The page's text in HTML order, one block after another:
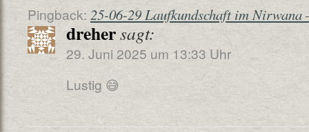
Pingback: 25-06-29 Laufkundschaft im Nirwana
drehersagt:
29. Juni 2025 um 13:33 Uhr
Lustig 😅